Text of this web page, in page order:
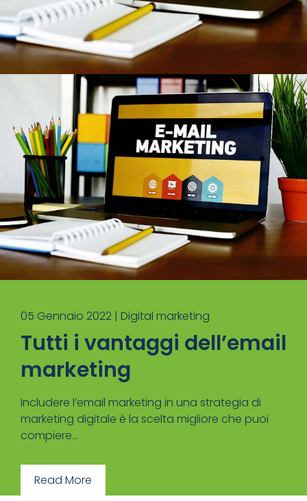
05 Gennaio 2022 | Digital marketing
Tutti i vantaggi dell’email
marketing
Includere l’email marketing in una strategia di
marketing digitale è la scelta migliore che puoi
compiere...
Read More